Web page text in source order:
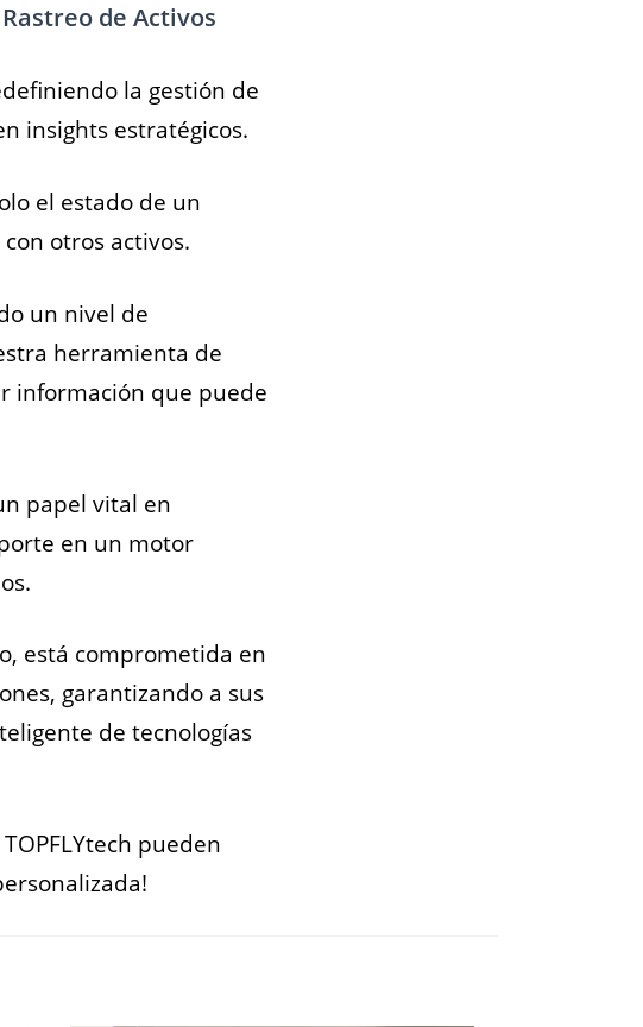
de Activos
la gestión de
insights estratégicos.
el estado de un
otros activos.
un nivel de
herramienta de
información que puede
papel vital en
en un motor
está comprometida en
garantizando a sus
de tecnologías
pueden